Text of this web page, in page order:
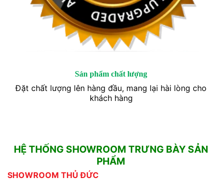
Sản phẩm chất lượng
Đặt chất lượng lên hàng đầu, mang lại hài lòng cho
khách hàng
HỆ THỐNG SHOWROOM TRƯNG BÀY SẢN
PHẨM
SHOWROOM THỦ ĐỨC